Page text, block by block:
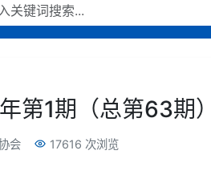
第1期（总第63期）
会 17616 次浏览